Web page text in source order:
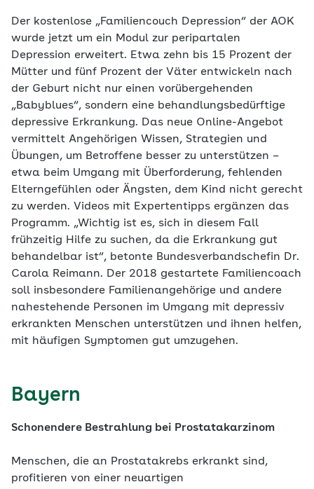
Der kostenlose „Familiencouch Depression“ der AOK
wurde jetzt um ein Modul zur peripartalen
Depression erweitert. Etwa zehn bis 15 Prozent der
Mütter und fünf Prozent der Väter entwickeln nach
der Geburt nicht nur einen vorübergehenden
„Babyblues“, sondern eine behandlungsbedürftige
depressive Erkrankung. Das neue Online-Angebot
vermittelt Angehörigen Wissen, Strategien und
Übungen, um Betroffene besser zu unterstützen –
etwa beim Umgang mit Überforderung, fehlenden
Elterngefühlen oder Ängsten, dem Kind nicht gerecht
zu werden. Videos mit Expertentipps ergänzen das
Programm. „Wichtig ist es, sich in diesem Fall
frühzeitig Hilfe zu suchen, da die Erkrankung gut
behandelbar ist“, betonte Bundesverbandschefin Dr.
Carola Reimann. Der 2018 gestartete Familiencoach
soll insbesondere Familienangehörige und andere
nahestehende Personen im Umgang mit depressiv
erkrankten Menschen unterstützen und ihnen helfen,
mit häufigen Symptomen gut umzugehen.
Bayern
Schonendere Bestrahlung bei Prostatakarzinom
Menschen, die an Prostatakrebs erkrankt sind,
profitieren von einer neuartigen